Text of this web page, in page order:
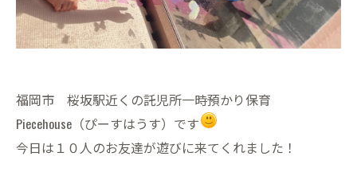
福岡市 桜坂駅近くの託児所一時預かり保育
Piecehouse（ぴーすはうす）です
今日は１０人のお友達が遊びに来てくれました！